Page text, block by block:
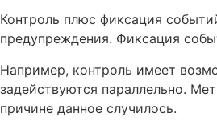
Контроль плюс фиксация
предупреждения. Фиксация
Например, контроль имеет
задействуются параллельно.
причине данное случилось.